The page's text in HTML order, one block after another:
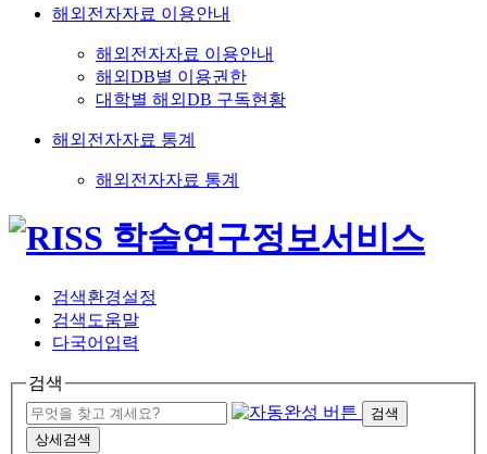
해외전자자료 이용안내
해외전자자료 이용안내
해외DB별 이용권한
대학별 해외DB 구독현황
해외전자자료 통계
해외전자자료 통계
검색환경설정
검색도움말
다국어입력
검색
검색
상세검색